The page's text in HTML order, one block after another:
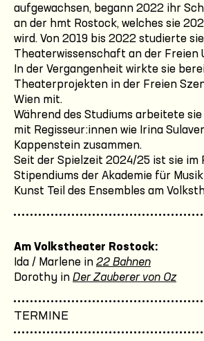
aufgewachsen, begann 2022 ihr
an der hmt Rostock, welches sie
wird. Von 2019 bis 2022 studierte sie
Theaterwissenschaft an der Freien
In der Vergangenheit wirkte sie
Theaterprojekten in der Freien
Wien mit.
Während des Studiums arbeitete
mit Regisseur:innen wie Irina
Kappenstein zusammen.
Seit der Spielzeit 2024/25 ist sie im
Stipendiums der Akademie für
Kunst Teil des Ensembles am
Am Volkstheater Rostock:
Ida / Marlene in 22 Bahnen
Dorothy in Der Zauberer von Oz
TERMINE